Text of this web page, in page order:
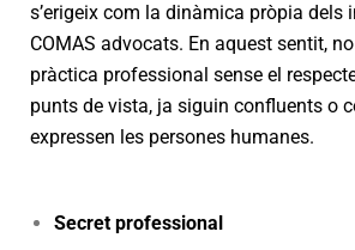
s’erigeix com la dinàmica pròpia dels
COMAS advocats. En aquest sentit,
pràctica professional sense el
punts de vista, ja siguin confluents o
expressen les persones humanes.
Secret professional